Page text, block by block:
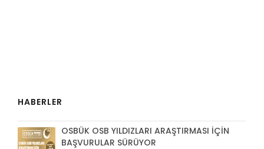
HABERLER
OSBÜK OSB YILDIZLARI ARAŞTIRMASI İÇİN
BAŞVURULAR SÜRÜYOR